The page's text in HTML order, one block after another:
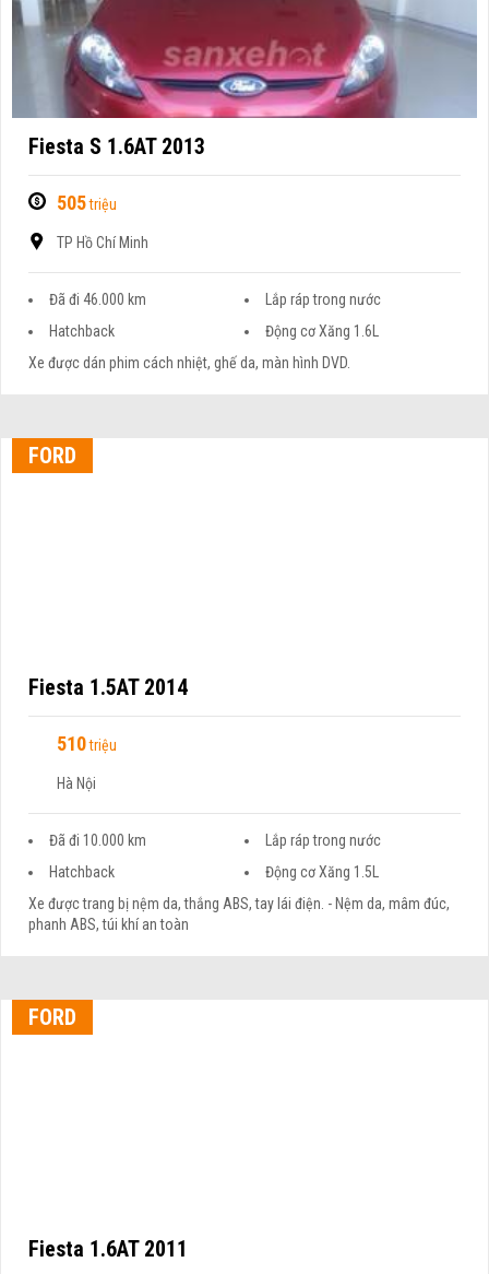
Fiesta S 1.6AT 2013
505triệu
TP Hồ Chí Minh
Đã đi 46.000 km
Lắp ráp trong nước
Hatchback
Động cơ Xăng 1.6L
Xe được dán phim cách nhiệt, ghế da, màn hình DVD.
FORD
Fiesta 1.5AT 2014
510triệu
Hà Nội
Đã đi 10.000 km
Lắp ráp trong nước
Hatchback
Động cơ Xăng 1.5L
Xe được trang bị nệm da, thắng ABS, tay lái điện. - Nệm da, mâm đúc,
phanh ABS, túi khí an toàn
FORD
Fiesta 1.6AT 2011